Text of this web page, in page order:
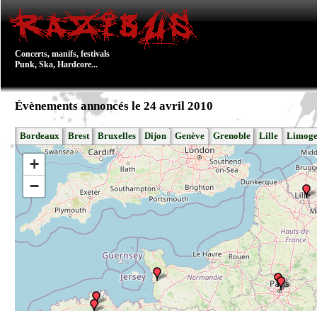
Concerts, manifs, festivals
Punk, Ska, Hardcore...
Évènements annoncés le 24 avril 2010
Bordeaux Brest Bruxelles Dijon Genève Grenoble Lille
+
−